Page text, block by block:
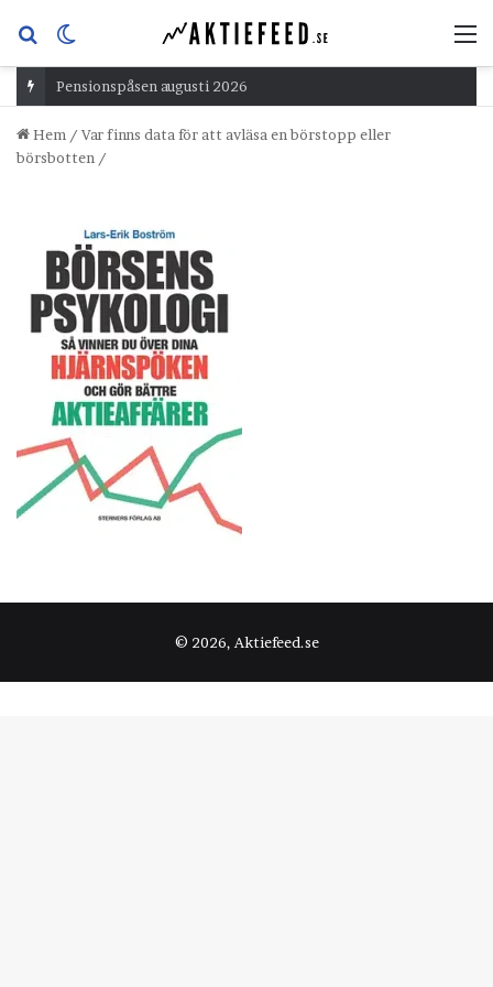
Sök
efterskin
Pensionspåsen augusti 2026
Hem / Var finns data för att avläsa en börstopp eller
börsbotten /
© 2026, Aktiefeed.se